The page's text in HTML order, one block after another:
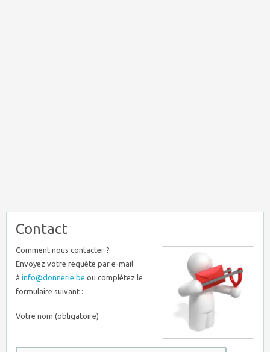
Contact
Comment nous contacter ?
Envoyez votre requête par e-mail
à info@donnerie.be ou complétez le
formulaire suivant :
Votre nom (obligatoire)